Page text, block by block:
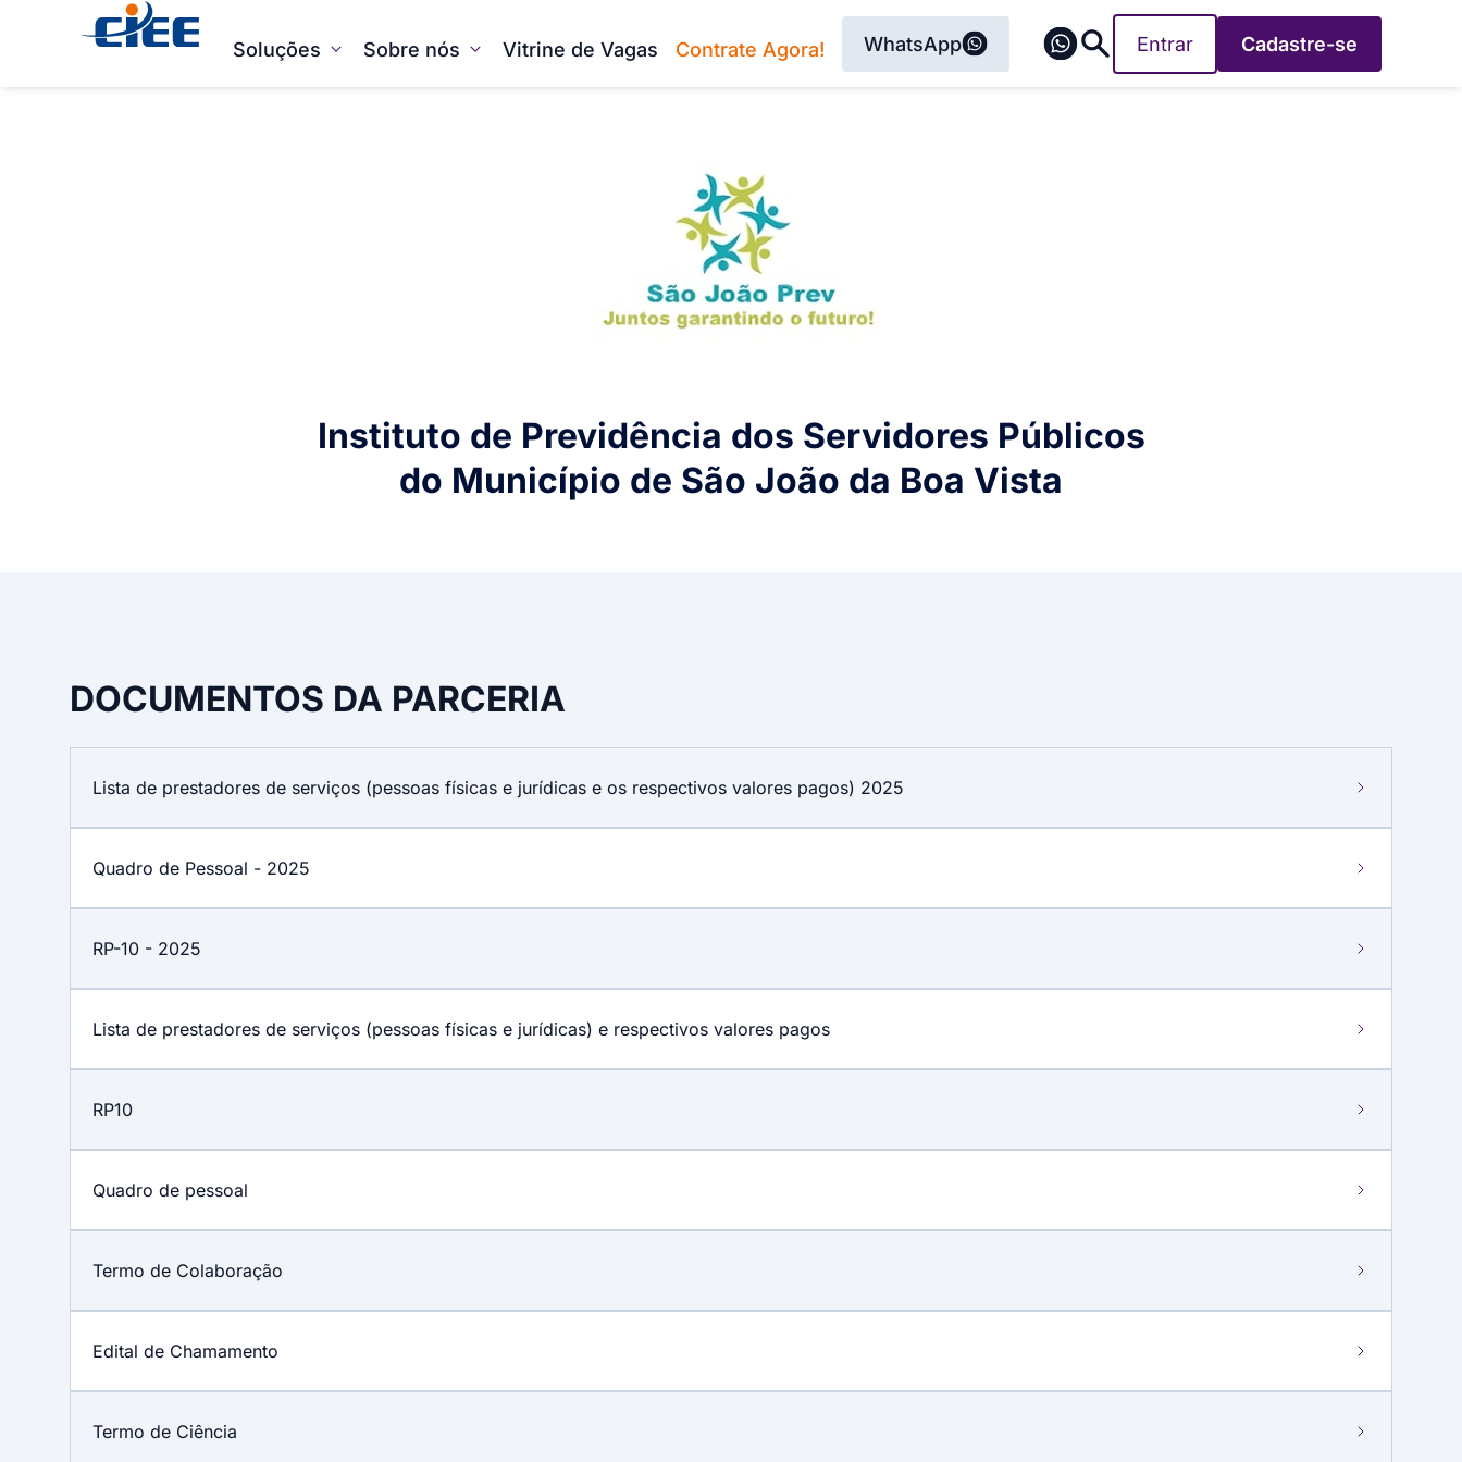
Soluções Sobre nós Vitrine de Vagas Contrate Agora! WhatsApp Entrar Cadastre-se
Instituto de Previdência dos Servidores Públicos
do Município de São João da Boa Vista
DOCUMENTOS DA PARCERIA
Lista de prestadores de serviços (pessoas físicas e jurídicas e os respectivos valores pagos) 2025
Quadro de Pessoal - 2025
RP-10 - 2025
Lista de prestadores de serviços (pessoas físicas e jurídicas) e respectivos valores pagos
RP10
Quadro de pessoal
Termo de Colaboração
Edital de Chamamento
Termo de Ciência